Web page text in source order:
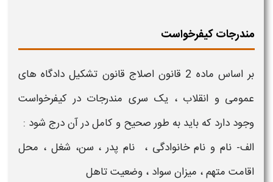
مندرجات کیفرخواست
بر اساس ماده 2 قانون اصلاج قانون تشکیل دادگاه های
عمومی و انقلاب ، یک سری مندرجات در کیفرخواست
وجود دارد که باید به طور صحیح و کامل در آن درج شود :
الف- نام و نام خانوادگی ، نام پدر ، سن، شغل ، محل
اقامت متهم ، ميزان سواد ، وضعيت تاهل